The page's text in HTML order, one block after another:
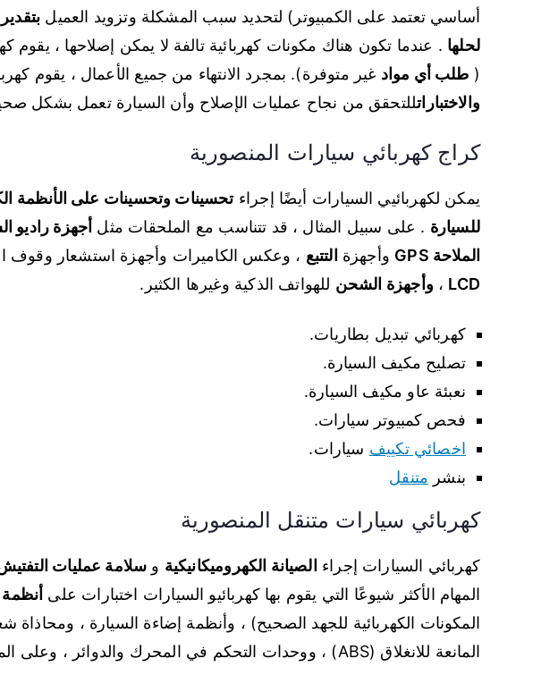
أساسي تعتمد على الكمبيوتر) لتحديد سبب المشكلة وتزويد العميل
لحلها . عندما تكون هناك مكونات كهربائية تالفة لا يمكن إصلاحها ، يقوم
( طلب أي مواد غير متوفرة). بمجرد الانتهاء من جميع الأعمال ، يقوم
والاختباراتللتحقق من نجاح عمليات الإصلاح وأن السيارة تعمل بشكل
كراج كهربائي سيارات المنصورية
يمكن لكهربائيي السيارات أيضًا إجراءتحسينات وتحسينات على الأنظمة
للسيارة . على سبيل المثال ، قد تتناسب مع الملحقات مثل أجهزة راديو
الملاحة GPS
وأجهزة التتبع ، وعكس الكاميرات وأجهزة استشعار وقوف
LCD ، وأجهزة الشحن للهواتف الذكية وغيرها الكثير.
كهربائي تبديل بطاريات.
تصليح مكيف السيارة.
نعبئة عاو مكيف السيارة.
فحص كمبيوتر سيارات.
اخصائي تكييف سيارات.
بنشر متنقل
كهربائي سيارات متنقل المنصورية
كهربائي السيارات إجراء الصيانة الكهروميكانيكية و سلامة عمليات
المهام الأكثر شيوعًا التي يقوم بها كهربائيو السيارات اختبارات على
المكونات الكهربائية للجهد الصحيح) ، وأنظمة إضاءة السيارة ، ومحاذاة
المانعة للانغلاق (ABS) ، ووحدات التحكم في المحرك والدوائر ، وعلى المكونات المحوسبة الأخرى.